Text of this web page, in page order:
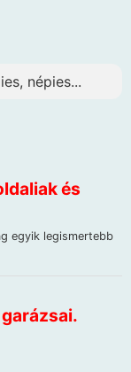
népies...